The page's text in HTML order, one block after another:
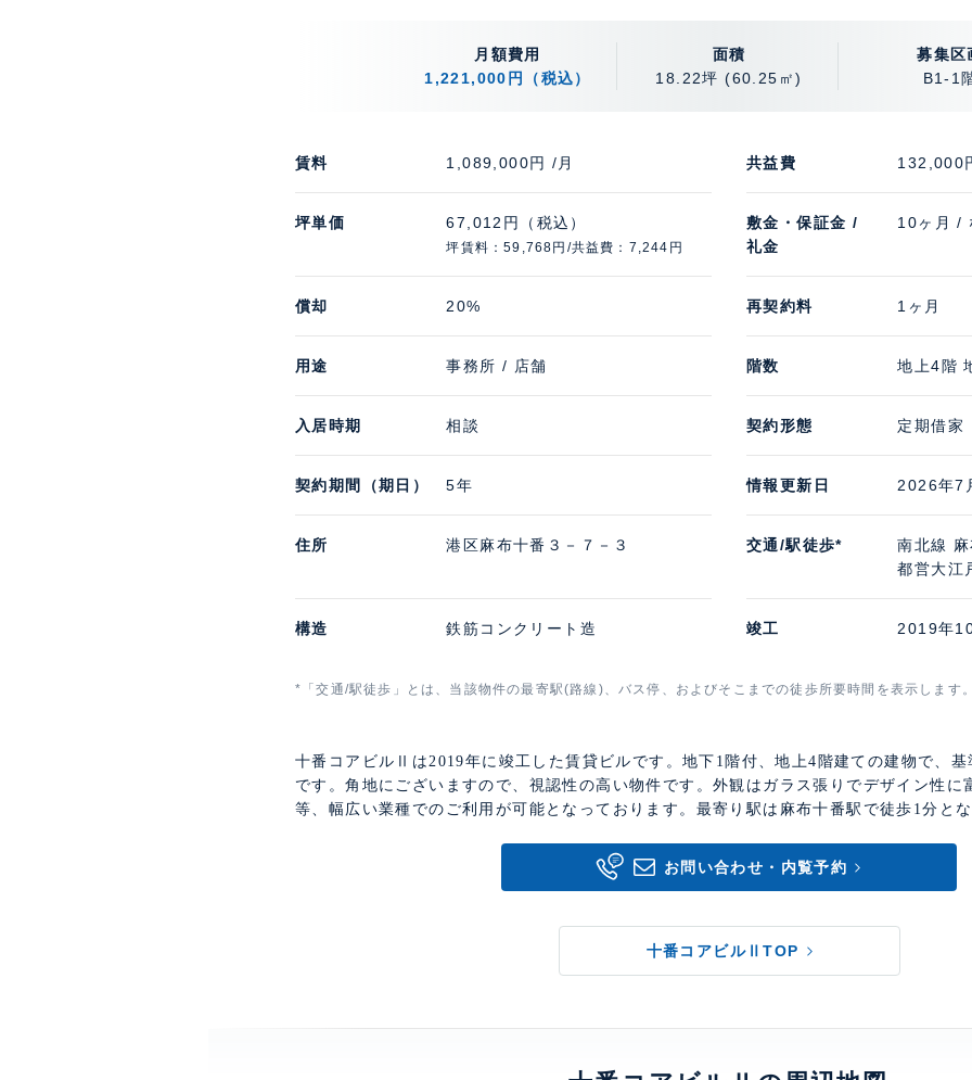
月額費用
1,221,000円（税込）
面積
18.22坪(60.25㎡)
募集区
B1-1
賃料 1,089,000円 /月 共益費 132,000
坪単価 67,012円（税込）
坪賃料：59,768円/共益費：7,244円
敷金・保証金 /
礼金
10ヶ月 /
償却 20% 再契約料 1ヶ月
用途 事務所 / 店舗 階数 地上4階
入居時期 相談 契約形態 定期借家
契約期間（期日） 5年 情報更新日 2026年7
住所 港区麻布十番３－７－３ 交通/駅徒歩*
南北線
都営大江
構造 鉄筋コンクリート造 竣工 2019年
*「交通/駅徒歩」とは、当該物件の最寄駅(路線)、バス停、およびそこまでの徒歩所要時間を表示します
十番コアビルⅡは2019年に竣工した賃貸ビルです。地下1階付、地上4階建ての建物で、
です。角地にございますので、視認性の高い物件です。外観はガラス張りでデザイン性に
等、幅広い業種でのご利用が可能となっております。最寄り駅は麻布十番駅で徒歩1分と
お問い合わせ・内覧予約
十番コアビルⅡTOP